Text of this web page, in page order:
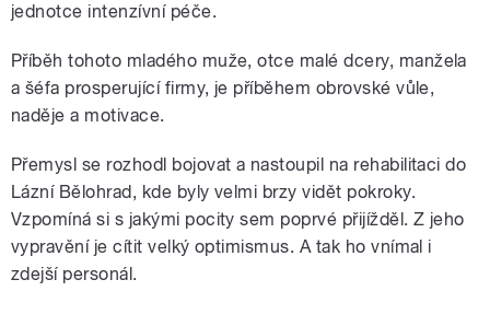
jednotce intenzívní péče.
Příběh tohoto mladého muže, otce malé dcery, manžela
a šéfa prosperující firmy, je příběhem obrovské vůle,
naděje a motivace.
Přemysl se rozhodl bojovat a nastoupil na rehabilitaci do
Lázní Bělohrad, kde byly velmi brzy vidět pokroky.
Vzpomíná si s jakými pocity sem poprvé přijížděl. Z jeho
vypravění je cítit velký optimismus. A tak ho vnímal i
zdejší personál.